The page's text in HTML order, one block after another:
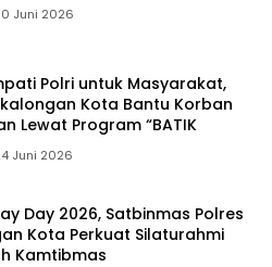
Juni 2026
Polri untuk Masyarakat,
Kota Bantu Korban
Lewat Program “BATIK
Juni 2026
Day 2026, Satbinmas Polres
Kota Perkuat Silaturahmi
Kamtibmas